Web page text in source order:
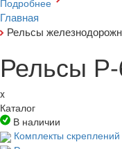
Подробнее
Главная
Рельсы
Рельсы
x
Каталог
В наличии
Комплекты